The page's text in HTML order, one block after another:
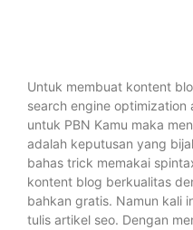
Untuk membuat kontent
search engine
untuk PBN Kamu maka
adalah keputusan yang
bahas trick memakai
kontent blog berkualitas
bahkan gratis. Namun kali
tulis artikel seo. Dengan